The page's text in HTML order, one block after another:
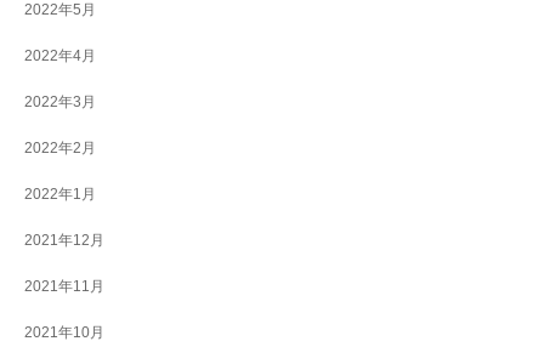
2022年5月
2022年4月
2022年3月
2022年2月
2022年1月
2021年12月
2021年11月
2021年10月